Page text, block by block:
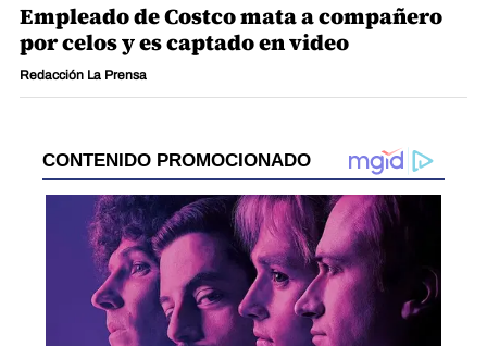
Empleado de Costco mata a compañero
por celos y es captado en video
Redacción La Prensa